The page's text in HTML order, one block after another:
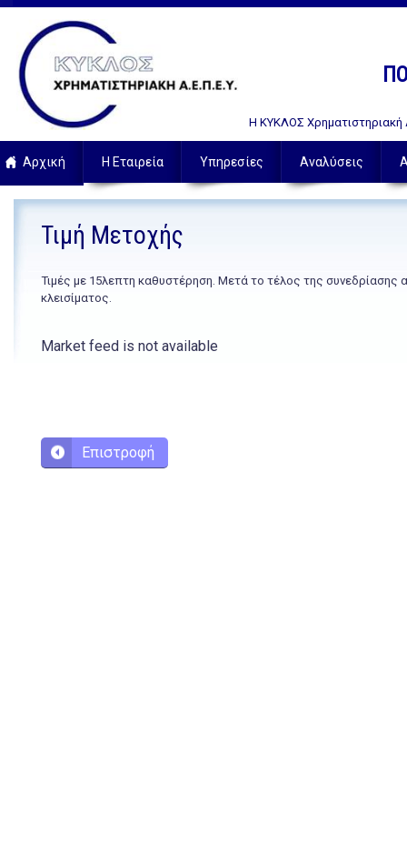
Η ΚΥΚΛΟΣ Χρηματιστηριακή
Αρχική Η Εταιρεία Υπηρεσίες Αναλύσεις
Τιμή Μετοχής
Τιμές με 15λεπτη καθυστέρηση. Μετά το τέλος της συνεδρίασης
κλεισίματος.
Market feed is not available
Επιστροφή